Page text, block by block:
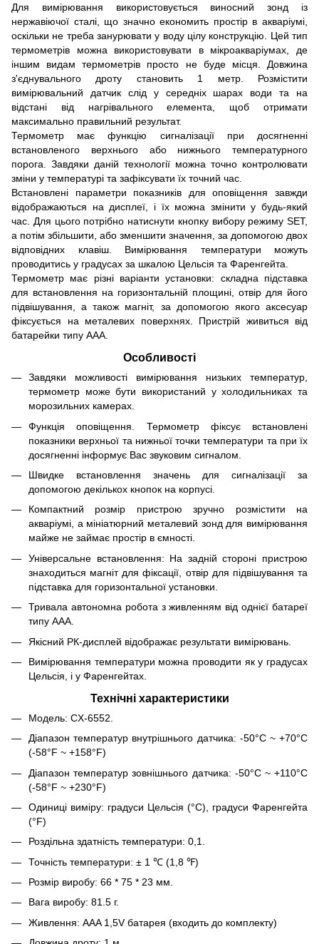
Для вимірювання використовується виносний зонд із
нержавіючої сталі, що значно економить простір в акваріумі,
оскільки не треба занурювати у воду цілу конструкцію. Цей тип
термометрів можна використовувати в мікроакваріумах, де
іншим видам термометрів просто не буде місця. Довжина
з'єднувального дроту становить 1 метр. Розмістити
вимірювальний датчик слід у середніх шарах води та на
відстані від нагрівального елемента, щоб отримати
максимально правильний результат.
Термометр має функцію сигналізації при досягненні
встановленого верхнього або нижнього температурного
порога. Завдяки даній технології можна точно контролювати
зміни у температурі та зафіксувати їх точний час.
Встановлені параметри показників для оповіщення завжди
відображаються на дисплеї, і їх можна змінити у будь-який
час. Для цього потрібно натиснути кнопку вибору режиму SET,
а потім збільшити, або зменшити значення, за допомогою двох
відповідних клавіш. Вимірювання температури можуть
проводитись у градусах за шкалою Цельсія та Фаренгейта.
Термометр має різні варіанти установки: складна підставка
для встановлення на горизонтальній площині, отвір для його
підвішування, а також магніт, за допомогою якого аксесуар
фіксується на металевих поверхнях. Пристрій живиться від
батарейки типу ААА.
Особливості
Завдяки можливості вимірювання низьких температур,
термометр може бути використаний у холодильниках та
морозильних камерах.
Функція оповіщення. Термометр фіксує встановлені
показники верхньої та нижньої точки температури та при їх
досягненні інформує Вас звуковим сигналом.
Швидке встановлення значень для сигналізації за
допомогою декількох кнопок на корпусі.
Компактний розмір пристрою зручно розмістити на
акваріумі, а мініатюрний металевий зонд для вимірювання
майже не займає простір в ємності.
Універсальне встановлення: На задній стороні пристрою
знаходиться магніт для фіксації, отвір для підвішування та
підставка для горизонтальної установки.
Тривала автономна робота з живленням від однієї батареї
типу ААА.
Якісний РК-дисплей відображає результати вимірювань.
Вимірювання температури можна проводити як у градусах
Цельсія, і у Фаренгейтах.
Технічні характеристики
Модель: CX-6552.
Діапазон температур внутрішнього датчика: -50°C ~ +70°C
(-58°F ~ +158°F)
Діапазон температур зовнішнього датчика: -50°C ~ +110°C
(-58°F ~ +230°F)
Одиниці виміру: градуси Цельсія (°C), градуси Фаренгейта
(°F)
Роздільна здатність температури: 0,1.
Точність температури: ± 1 ℃ (1,8 ℉)
Розмір виробу: 66 * 75 * 23 мм.
Вага виробу: 81.5 г.
Живлення: AAA 1,5V батарея (входить до комплекту)